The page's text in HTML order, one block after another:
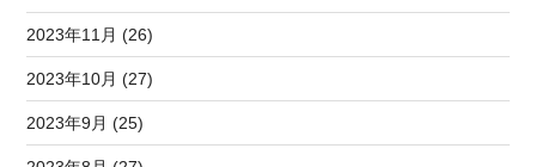
2023年11月 (26)
2023年10月 (27)
2023年9月 (25)